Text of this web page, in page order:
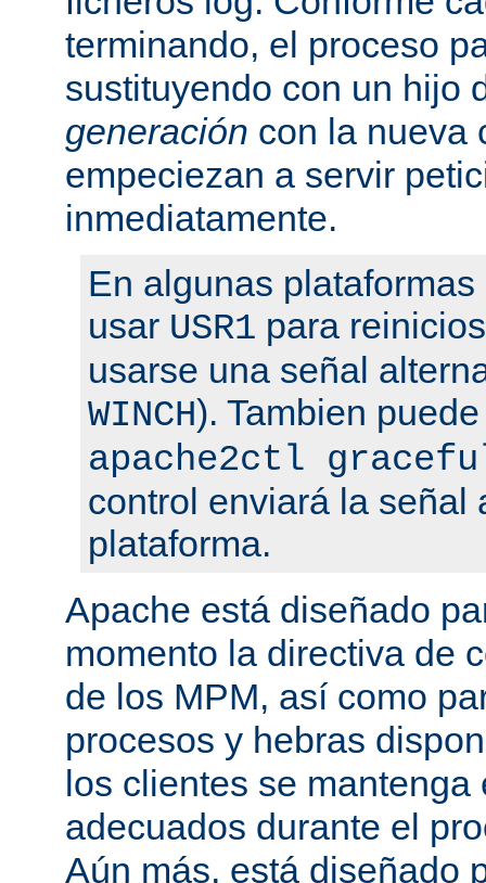
terminando, el proceso
sustituyendo con un hijo
generación con la nueva
empeciezan a servir
inmediatamente.
En algunas
usar USR1 para
usarse una señal
WINCH). Tambien
apache2ctl
control enviará la señal
plataforma.
Apache está diseñado
momento la directiva de
de los MPM, así como
procesos y hebras
los clientes se
adecuados durante el
Aún más, está diseñado